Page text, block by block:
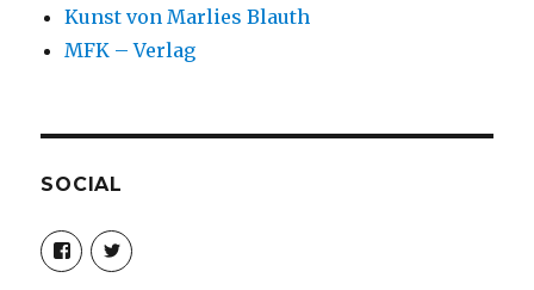
Kunst von Marlies Blauth
MFK – Verlag
SOCIAL
Profil
von
christoph.fleischer1
Profil
von